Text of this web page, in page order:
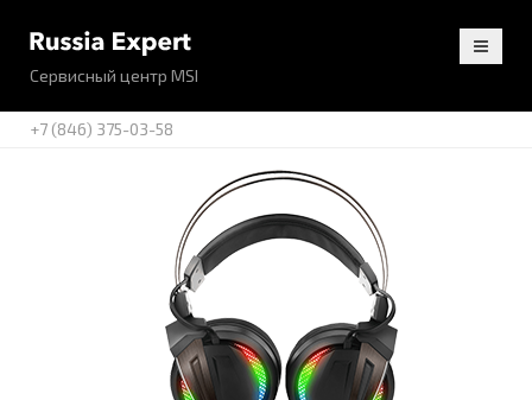
Сервисный центр MSI
+7 (846) 375-03-58